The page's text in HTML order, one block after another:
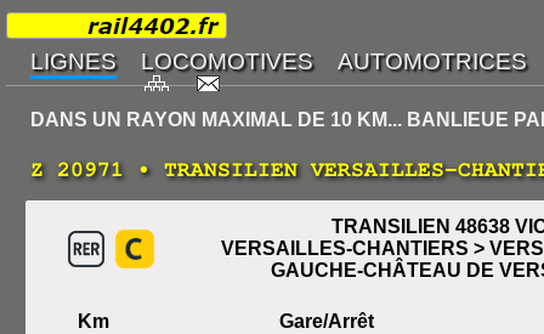
DANS UN RAYON MAXIMAL DE 10 KM... BANLIEUE
Z 20971 • TRANSILIEN VERSAILLES-
TRANSILIEN 48638
VERSAILLES-CHANTIERS >
GAUCHE-CHÂTEAU DE
Km
Gare/Arrêt